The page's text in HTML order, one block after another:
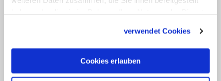
verwendet Cookies
Cookies erlauben
begleitete Pell, damals bereits
dessen erstem Missbrauchsprozess und
trat als Entlastungszeuge auf.
Pellwar im Dezember 2018 wegen des